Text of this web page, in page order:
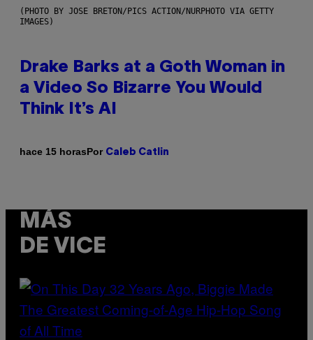
(PHOTO BY JOSE BRETON/PICS ACTION/NURPHOTO VIA GETTY
IMAGES)
Drake Barks at a Goth Woman in
a Video So Bizarre You Would
Think It’s AI
hace 15 horasPor Caleb Catlin
MÁS
DE VICE